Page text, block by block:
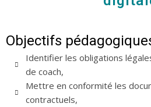
Objectifs
Identifier les obligations
de coach,
Mettre en conformité les
contractuels,